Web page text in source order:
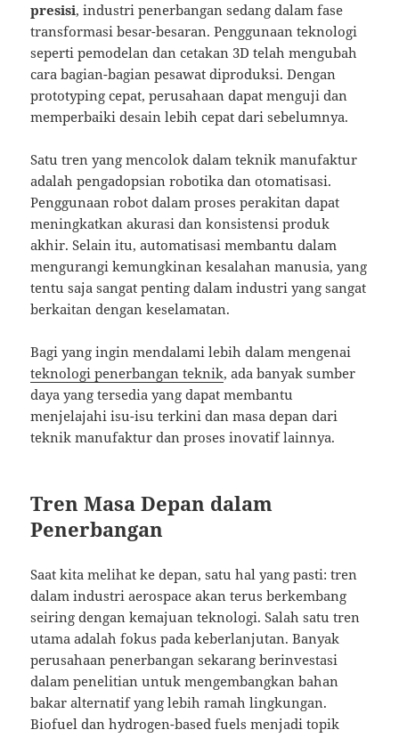
presisi, industri penerbangan sedang dalam fase
transformasi besar-besaran. Penggunaan teknologi
seperti pemodelan dan cetakan 3D telah mengubah
cara bagian-bagian pesawat diproduksi. Dengan
prototyping cepat, perusahaan dapat menguji dan
memperbaiki desain lebih cepat dari sebelumnya.
Satu tren yang mencolok dalam teknik manufaktur
adalah pengadopsian robotika dan otomatisasi.
Penggunaan robot dalam proses perakitan dapat
meningkatkan akurasi dan konsistensi produk
akhir. Selain itu, automatisasi membantu dalam
mengurangi kemungkinan kesalahan manusia, yang
tentu saja sangat penting dalam industri yang sangat
berkaitan dengan keselamatan.
Bagi yang ingin mendalami lebih dalam mengenai
teknologi penerbangan teknik, ada banyak sumber
daya yang tersedia yang dapat membantu
menjelajahi isu-isu terkini dan masa depan dari
teknik manufaktur dan proses inovatif lainnya.
Tren Masa Depan dalam
Penerbangan
Saat kita melihat ke depan, satu hal yang pasti: tren
dalam industri aerospace akan terus berkembang
seiring dengan kemajuan teknologi. Salah satu tren
utama adalah fokus pada keberlanjutan. Banyak
perusahaan penerbangan sekarang berinvestasi
dalam penelitian untuk mengembangkan bahan
bakar alternatif yang lebih ramah lingkungan.
Biofuel dan hydrogen-based fuels menjadi topik